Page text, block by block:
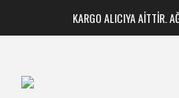
KARGO ALICIYA AİTTİR.